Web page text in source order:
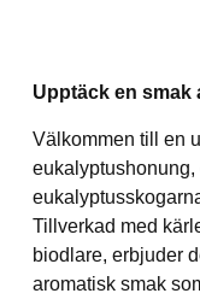
Upptäck en smak
Välkommen till en
Tillverkad med
biodlare, erbjuder
aromatisk smak